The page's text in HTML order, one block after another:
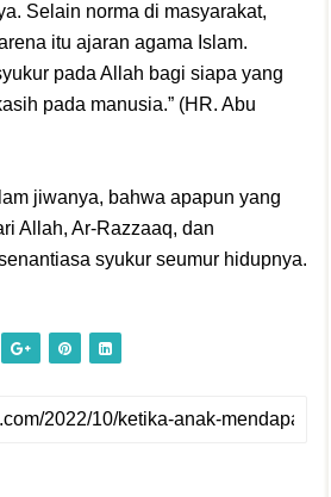
Selain norma di masyarakat,
itu ajaran agama Islam.
pada Allah bagi siapa yang
pada manusia.” (HR. Abu
jiwanya, bahwa apapun yang
Allah, Ar-Razzaaq, dan
syukur seumur hidupnya.